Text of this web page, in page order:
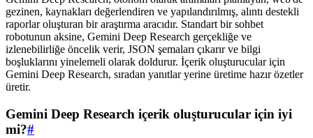
gezinen, kaynakları değerlendiren ve yapılandırılmış, alıntı destekli
raporlar oluşturan bir araştırma aracıdır. Standart bir sohbet
robotunun aksine, Gemini Deep Research gerçekliğe ve
izlenebilirliğe öncelik verir, JSON şemaları çıkarır ve bilgi
boşluklarını yinelemeli olarak doldurur. İçerik oluşturucular için
Gemini Deep Research, sıradan yanıtlar yerine üretime hazır özetler
üretir.
Gemini Deep Research içerik oluşturucular için iyi
mi?#